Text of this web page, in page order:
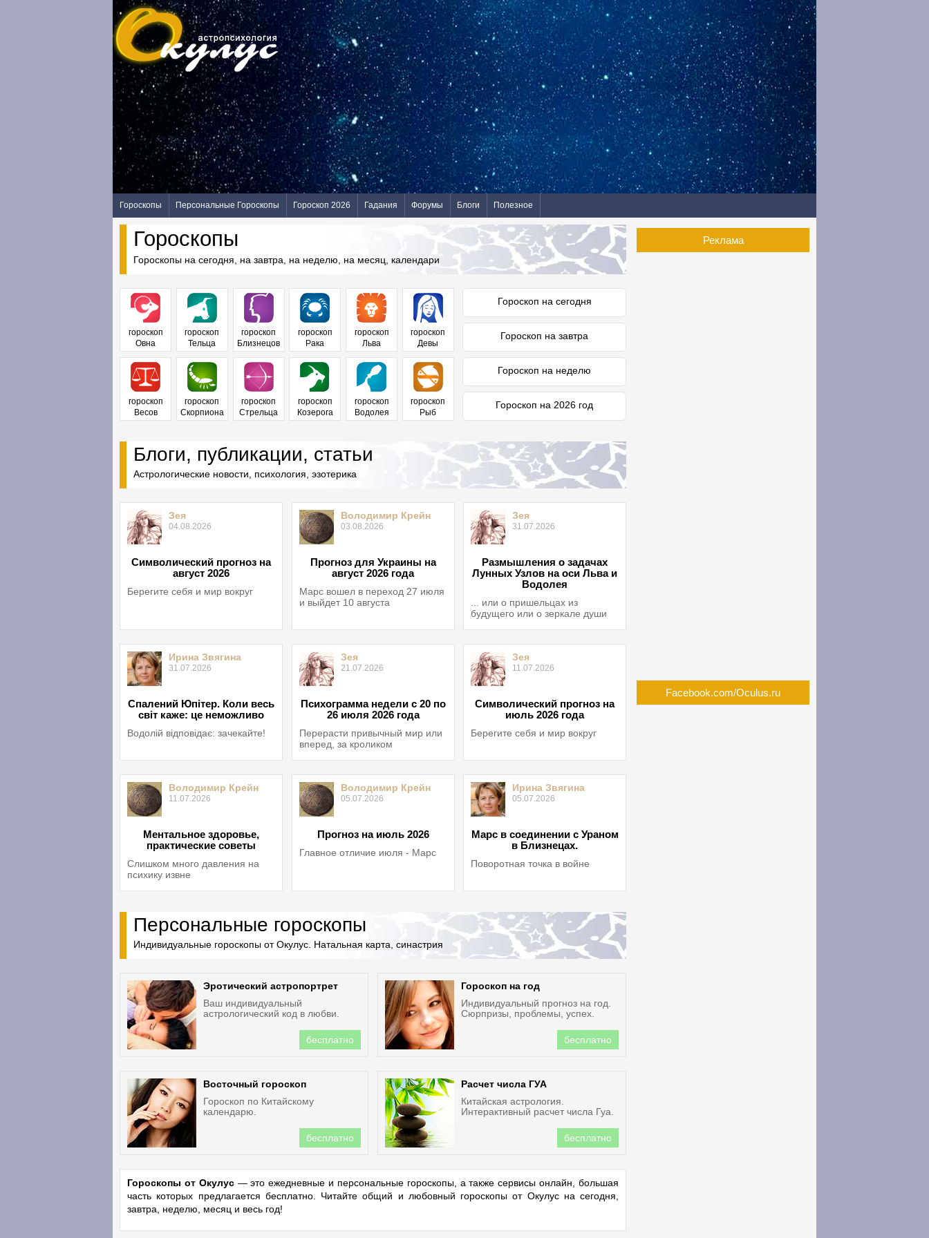
Гороскопы Персональные Гороскопы Гороскоп 2026 Гадания Форумы Блоги Полезное
Гороскопы
Гороскопы на сегодня, на завтра, на неделю, на месяц, календари
гороскоп
Овна
гороскоп
Тельца
гороскоп
Близнецов
гороскоп
Рака
гороскоп
Льва
гороскоп
Девы
гороскоп
Весов
гороскоп
Скорпиона
гороскоп
Стрельца
гороскоп
Козерога
гороскоп
Водолея
гороскоп
Рыб
Гороскоп на сегодня
Гороскоп на завтра
Гороскоп на неделю
Гороскоп на 2026 год
Блоги, публикации, статьи
Астрологические новости, психология, эзотерика
Зея
04.08.2026
Символический прогноз на
август 2026
Берегите себя и мир вокруг
Володимир Крейн
03.08.2026
Прогноз для Украины на
август 2026 года
Марс вошел в переход 27 июля
и выйдет 10 августа
Зея
31.07.2026
Размышления о задачах
Лунных Узлов на оси Льва и
Водолея
... или о пришельцах из
будущего или о зеркале души
Ирина Звягина
31.07.2026
Спалений Юпітер. Коли весь
світ каже: це неможливо
Водолій відповідає: зачекайте!
Зея
21.07.2026
Психограмма недели с 20 по
26 июля 2026 года
Перерасти привычный мир или
вперед, за кроликом
Зея
11.07.2026
Символический прогноз на
июль 2026 года
Берегите себя и мир вокруг
Володимир Крейн
11.07.2026
Ментальное здоровье,
практические советы
Слишком много давления на
психику извне
Володимир Крейн
05.07.2026
Прогноз на июль 2026
Главное отличие июля - Марс
Ирина Звягина
05.07.2026
Марс в соединении с Ураном
в Близнецах.
Поворотная точка в войне
Персональные гороскопы
Индивидуальные гороскопы от Окулус. Натальная карта, синастрия
Эротический астропортрет
Ваш индивидуальный
астрологический код в любви.
бесплатно
Гороскоп на год
Индивидуальный прогноз на год.
Сюрпризы, проблемы, успех.
бесплатно
Восточный гороскоп
Гороскоп по Китайскому
календарю.
бесплатно
Расчет числа ГУА
Китайская астрология.
Интерактивный расчет числа Гуа.
бесплатно
Гороскопы от Окулус— это ежедневные и персональные гороскопы, а также сервисы онлайн, большая
часть которых предлагается бесплатно. Читайте общий и любовный гороскопы от Окулус на сегодня,
завтра, неделю, месяц и весь год!
Реклама
Facebook.com/Oculus.ru